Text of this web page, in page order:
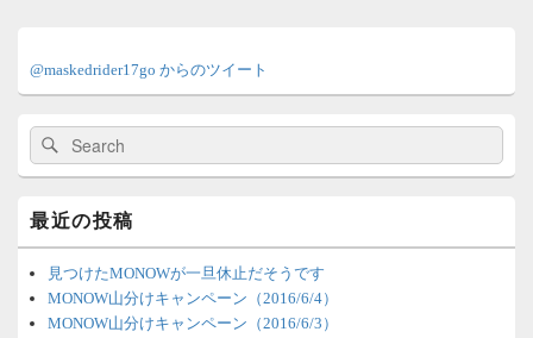
ン
サ
バ
ィ
ジ
ェ
ッ
@maskedrider17go からのツイート
検
索:
検
索
最近の投稿
見つけたMONOWが一旦休止だそうです
MONOW山分けキャンペーン（2016/6/4）
MONOW山分けキャンペーン（2016/6/3）